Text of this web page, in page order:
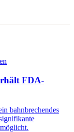
FDA-
bahnbrechendes